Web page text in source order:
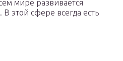
мире развивается
этой сфере всегда есть